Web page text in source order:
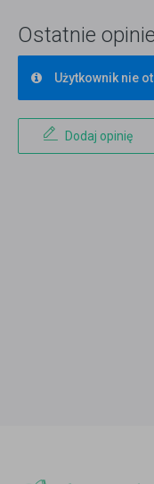
Ostatnie opinie
Użytkownik nie
Dodaj opinię